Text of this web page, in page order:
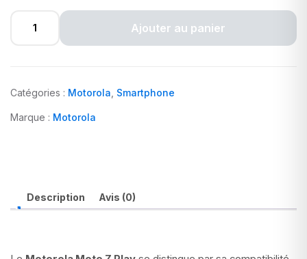
Ajouter au panier
Catégories : Motorola Smartphone
Marque : Motorola
Description Avis (0)